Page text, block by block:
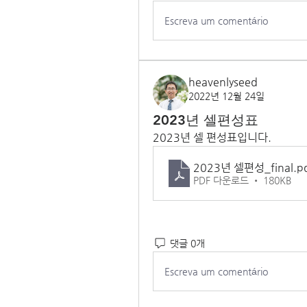
Escreva um comentário
heavenlyseed
2022년 12월 24일
2023년 셀편성표
2023년 셀 편성표입니다.
2023년 셀편성_final
PDF 다운로드 • 180KB
댓글 0개
Escreva um comentário